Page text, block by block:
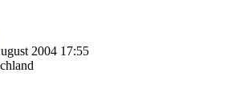
2004 17:55